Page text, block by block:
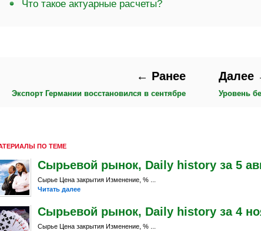
Что такое актуарные расчеты?
← Ранее
Экспорт Германии восстановился в сентябре
Далее
Уровень
ПО ТЕМЕ
Сырьевой рынок, Daily history за 5
Сырье Цена закрытия Изменение, % ...
Читать далее
Сырьевой рынок, Daily history за 4
Сырье Цена закрытия Изменение, % ...